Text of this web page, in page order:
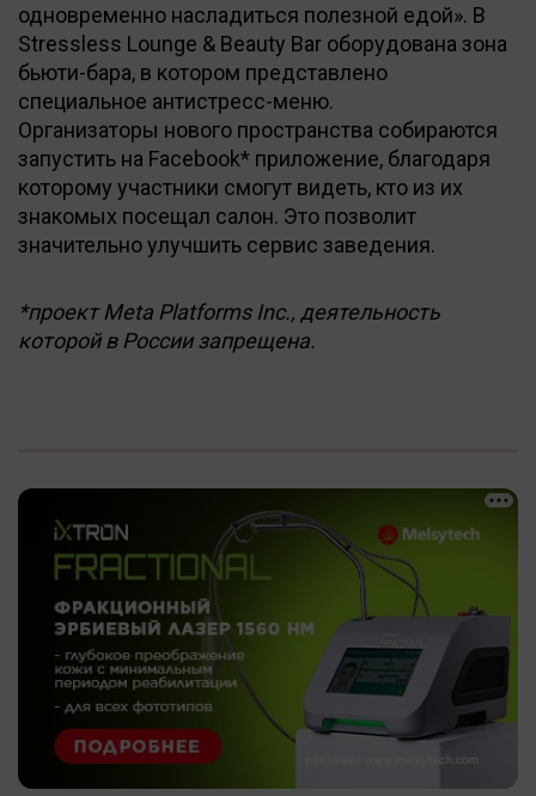
одновременно насладиться полезной едой». В
Stressless Lounge & Beauty Bar оборудована зона
бьюти-бара, в котором представлено
специальное антистресс-меню.
Организаторы нового пространства собираются
запустить на Facebook* приложение, благодаря
которому участники смогут видеть, кто из их
знакомых посещал салон. Это позволит
значительно улучшить сервис заведения.
*проект Meta Platforms Inc., деятельность
которой в России запрещена.